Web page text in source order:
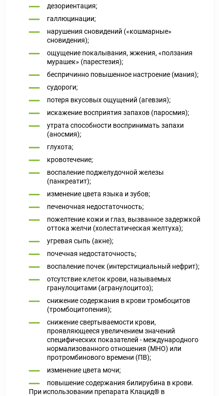
дезориентация;
галлюцинации;
нарушения сновидений («кошмарные»
сновидения);
ощущение покалывания, жжения, «ползания
мурашек» (парестезия);
беспричинно повышенное настроение (мания);
судороги;
потеря вкусовых ощущений (агевзия);
искажение восприятия запахов (паросмия);
утрата способности воспринимать запахи
(аносмия);
глухота;
кровотечение;
воспаление поджелудочной железы
(панкреатит);
изменение цвета языка и зубов;
печеночная недостаточность;
пожелтение кожи и глаз, вызванное задержкой
оттока желчи (холестатическая желтуха);
угревая сыпь (акне);
почечная недостаточность;
воспаление почек (интерстициальный нефрит);
отсутствие клеток крови, называемых
гранулоцитами (агранулоцитоз);
снижение содержания в крови тромбоцитов
(тромбоцитопения);
снижение свертываемости крови,
проявляющееся увеличением значений
специфических показателей - международного
нормализованного отношения (МНО) или
протромбинового времени (ПВ);
изменение цвета мочи;
повышение содержания билирубина в крови.
При использовании препарата Клацид® в